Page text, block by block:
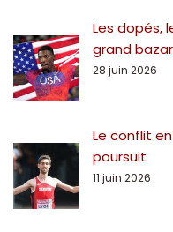
Les dopés,
grand
28 juin 2026
Le conflit
poursuit
11 juin 2026